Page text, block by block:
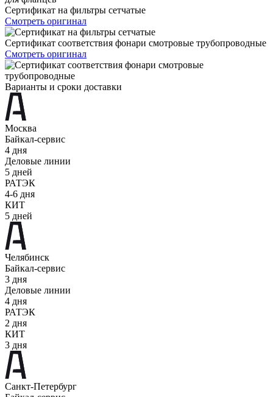
Сертификат на фильтры сетчатые
Смотреть оригинал
Сертификат соответствия фонари смотровые трубопроводные
Смотреть оригинал
Варианты и сроки доставки
Москва
Байкал-сервис
4 дня
Деловые линии
5 дней
РАТЭК
4-6 дня
КИТ
5 дней
Челябинск
Байкал-сервис
3 дня
Деловые линии
4 дня
РАТЭК
2 дня
КИТ
3 дня
Санкт-Петербург